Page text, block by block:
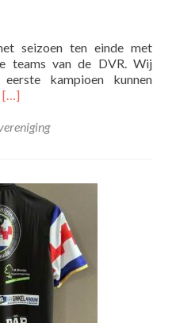
seizoen ten einde met
teams van de DVR. Wij
kampioen kunnen
Lees
overSeizoen
Bar
Gezellig
1
kampioen
[…]